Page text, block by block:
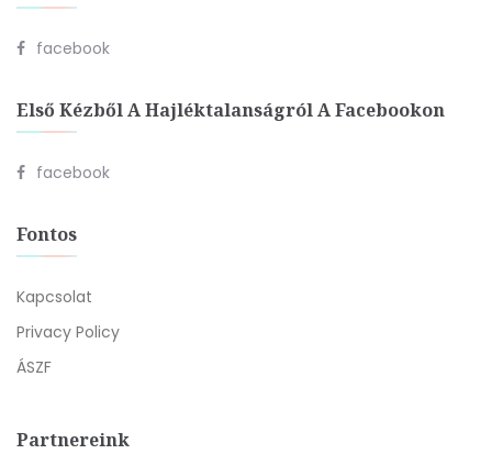
facebook
Első Kézből A Hajléktalanságról A Facebookon
facebook
Fontos
Kapcsolat
Privacy Policy
ÁSZF
Partnereink